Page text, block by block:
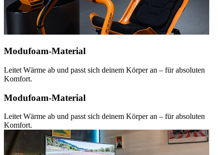
Modufoam-Material
Leitet Wärme ab und passt sich deinem Körper an – für absoluten
Komfort.
Modufoam-Material
Leitet Wärme ab und passt sich deinem Körper an – für absoluten
Komfort.